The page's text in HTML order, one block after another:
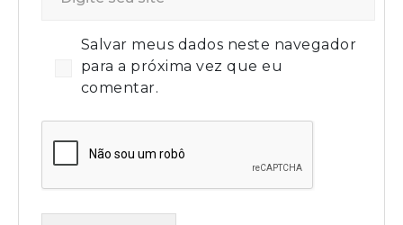
Salvar meus dados neste navegador
para a próxima vez que eu
comentar.